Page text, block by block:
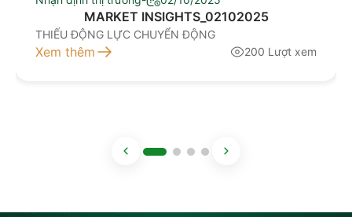
MARKET INSIGHTS_02102025
THIẾU ĐỘNG LỰC CHUYỂN ĐỘNG
Xem thêm 200 Lượt xem